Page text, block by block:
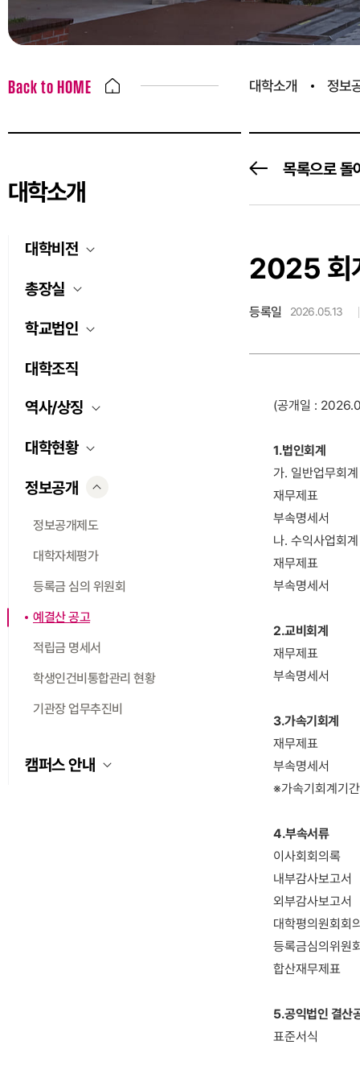
Back to HOME 대학소개 정보
대학소개
대학비전
총장실
학교법인
대학조직
역사/상징
대학현황
정보공개
정보공개제도
대학자체평가
등록금 심의 위원회
예결산 공고
적립금 명세서
학생인건비통합관리 현황
기관장 업무추진비
캠퍼스 안내
목록으로 돌
2025 회
등록일 2026.05.13
(공개일 :
1.법인회계
가. 일반업무회계
재무제표
부속명세서
나. 수익사업회계
재무제표
부속명세서
2.교비회계
재무제표
부속명세서
3.가속기회계
재무제표
부속명세서
※가속기회계기
4.부속서류
이사회회의록
내부감사보고서
외부감사보고서
대학평의원회회
등록금심의위원
합산재무제표
5.공익법인 결산
표준서식